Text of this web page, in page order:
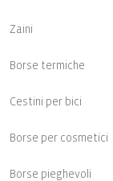
Zaini
Borse termiche
Cestini per bici
Borse per cosmetici
Borse pieghevoli